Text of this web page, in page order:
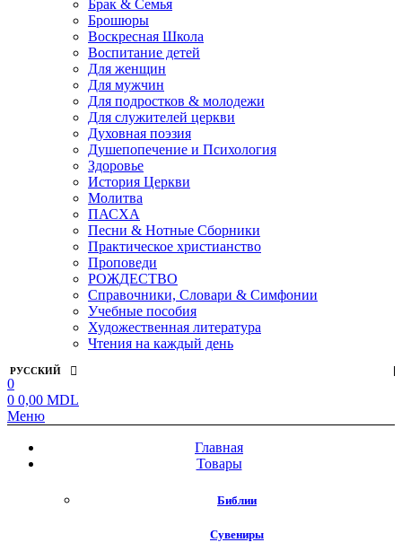
Брак & Семья
Брошюры
Воскресная Школа
Воспитание детей
Для женщин
Для мужчин
Для подростков & молодежи
Для служителей церкви
Духовная поэзия
Душепопечение и Психология
Здоровье
История Церкви
Молитва
ПАСХА
Песни & Нотные Сборники
Практическое христианство
Проповеди
РОЖДЕСТВО
Справочники, Словари & Симфонии
Учебные пособия
Художественная литература
Чтения на каждый день
РУССКИЙ
0
0 0,00 MDL
Меню
Главная
Товары
Библии
Сувениры